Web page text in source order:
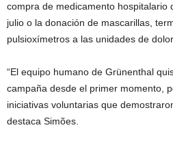
compra de medicamento hospitalario
julio o la donación de mascarillas,
pulsioxímetros a las unidades de
“El equipo humano de Grünenthal
campaña desde el primer momento,
iniciativas voluntarias que
destaca Simões.